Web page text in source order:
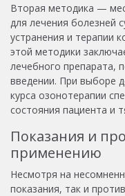
Вторая методика —
для лечения болезней
устранения и терапии
этой методики
лечебного препарата,
введении. При выборе
курса озонотерапии
состояния пациента и
Показания и
применению
Несмотря на
показания, так и